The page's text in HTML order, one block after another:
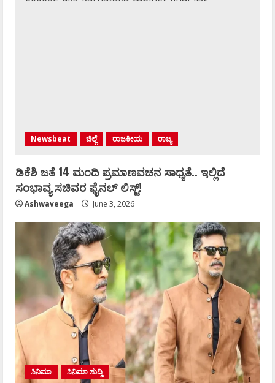
Newsbeat ಜಿಲ್ಲೆ ರಾಜಕೀಯ ರಾಜ್ಯ
ಡಿಕೆಶಿ ಜತೆ 14 ಮಂದಿ ಪ್ರಮಾಣವಚನ ಸಾಧ್ಯತೆ.. ಇಲ್ಲಿದೆ
ಸಂಭಾವ್ಯ ಸಚಿವರ ಫೈನಲ್ ಲಿಸ್ಟ್‌!
Ashwaveega June 3, 2026
ಸಿನಿಮಾ ಸಿನಿಮಾ ಸುದ್ದಿ